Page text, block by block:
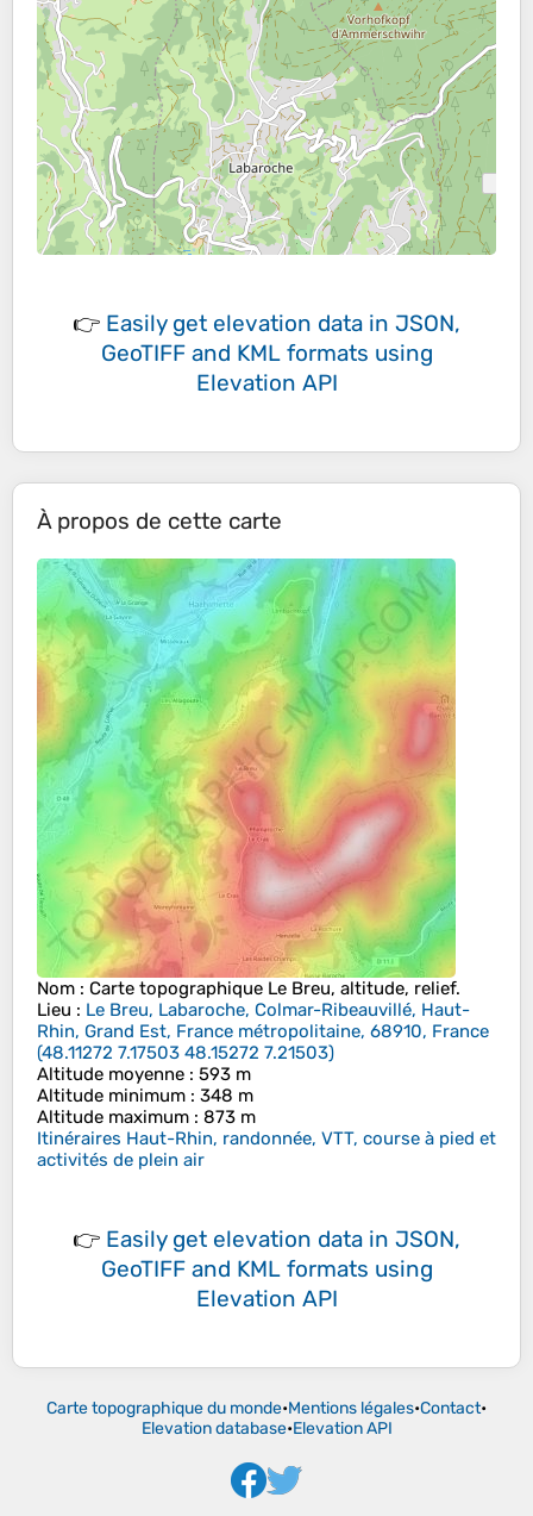
👉 Easily get elevation data in JSON,
GeoTIFF and KML formats using
Elevation API
À propos de cette carte
Nom : Carte topographique Le Breu, altitude, relief.
Lieu : Le Breu, Labaroche, Colmar-Ribeauvillé, Haut-
Rhin, Grand Est, France métropolitaine, 68910, France
(48.11272 7.17503 48.15272 7.21503)
Altitude moyenne : 593 m
Altitude minimum : 348 m
Altitude maximum : 873 m
Itinéraires Haut-Rhin, randonnée, VTT, course à pied et
activités de plein air
👉 Easily get elevation data in JSON,
GeoTIFF and KML formats using
Elevation API
Carte topographique du monde•Mentions légales•Contact•
Elevation database•Elevation API